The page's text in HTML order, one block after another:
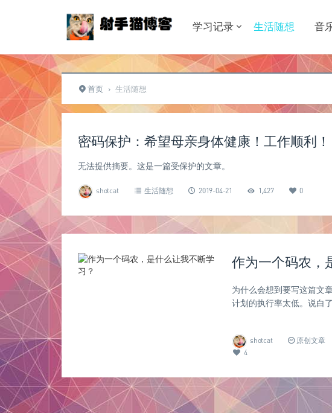
学习记录 生活随想 音
首页 › 生活随想
密码保护：希望母亲身体健康！工作顺利！
无法提供摘要。这是一篇受保护的文章。
shotcat 生活随想 2019-04-21 1,427 0
作为一个码农，
为什么会想到要写这篇
计划的执行率太低。说白
shotcat 原创文章
4